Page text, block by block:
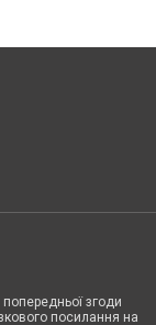
згоди
посилання на